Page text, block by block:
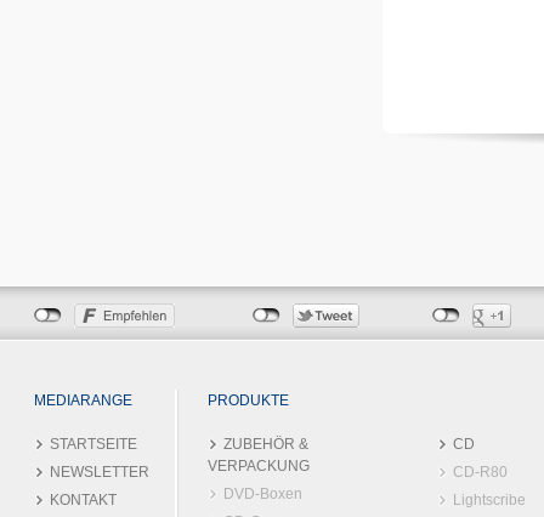
MEDIARANGE PRODUKTE
STARTSEITE
NEWSLETTER
KONTAKT
ZUBEHÖR &
VERPACKUNG
DVD-Boxen
CD
CD-R80
Lightscribe